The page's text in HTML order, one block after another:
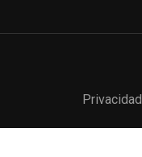
Privacidad